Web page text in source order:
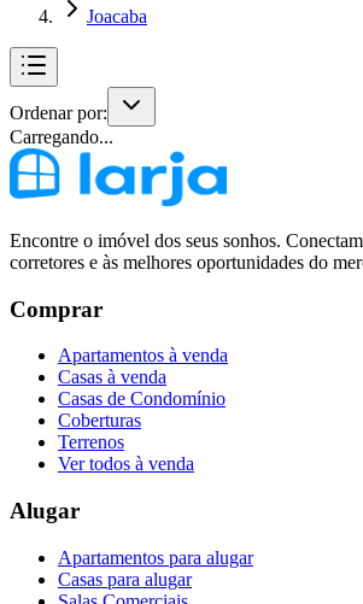
Joacaba
Ordenar por:
Carregando...
Encontre o imóvel dos seus sonhos.
corretores e às melhores oportunidades do
Comprar
Apartamentos à venda
Casas à venda
Casas de Condomínio
Coberturas
Terrenos
Ver todos à venda
Alugar
Apartamentos para alugar
Casas para alugar